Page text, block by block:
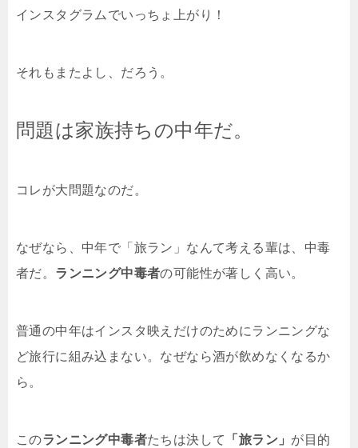
インスタグラムでいっちょ上がり！
それもまたよし、だろう。
問題は家族持ちの中年だ。
コレが大問題なのだ。
なぜなら、中年で「旅ラン」なんて考える輩は、中毒
者だ。 ランニング中毒者の可能性が著しく高い。
普通の中年はインスタ映えだけのためにランニングな
ど旅行に組み込まない。なぜなら酒が飲めなくなるか
ら。
このランニング中毒者たちは決して 「旅ラン」 が目的